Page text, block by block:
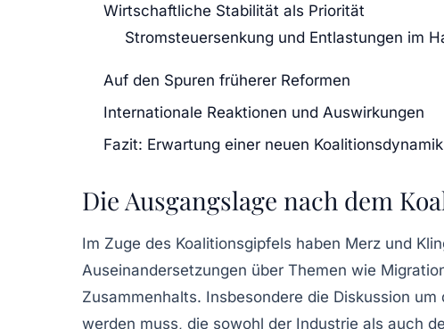
Wirtschaftliche Stabilität als Priorität
Stromsteuersenkung und Entlastungen im
Auf den Spuren früherer Reformen
Internationale Reaktionen und Auswirkungen
Fazit: Erwartung einer neuen Koalitionsdynamik
Die Ausgangslage nach dem
Im Zuge des Koalitionsgipfels haben Merz und
Auseinandersetzungen über Themen wie
Zusammenhalts. Insbesondere die Diskussion um
werden muss, die sowohl der Industrie als auch